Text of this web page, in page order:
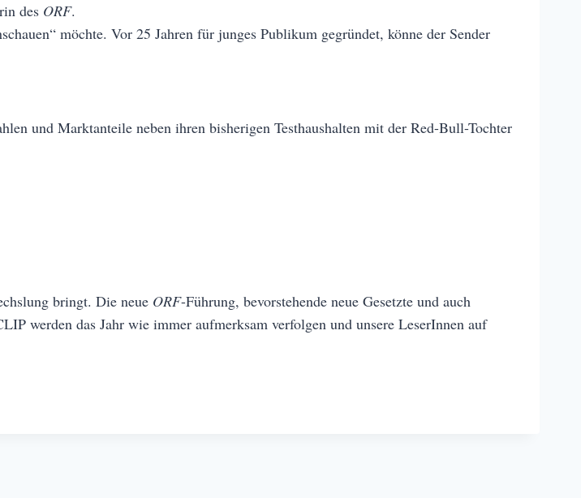
des ORF.
möchte. Vor 25 Jahren für junges Publikum gegründet, könne der Sender
und Marktanteile neben ihren bisherigen Testhaushalten mit der Red-Bull-Tochter
bringt. Die neue ORF-Führung, bevorstehende neue Gesetzte und auch
werden das Jahr wie immer aufmerksam verfolgen und unsere LeserInnen auf